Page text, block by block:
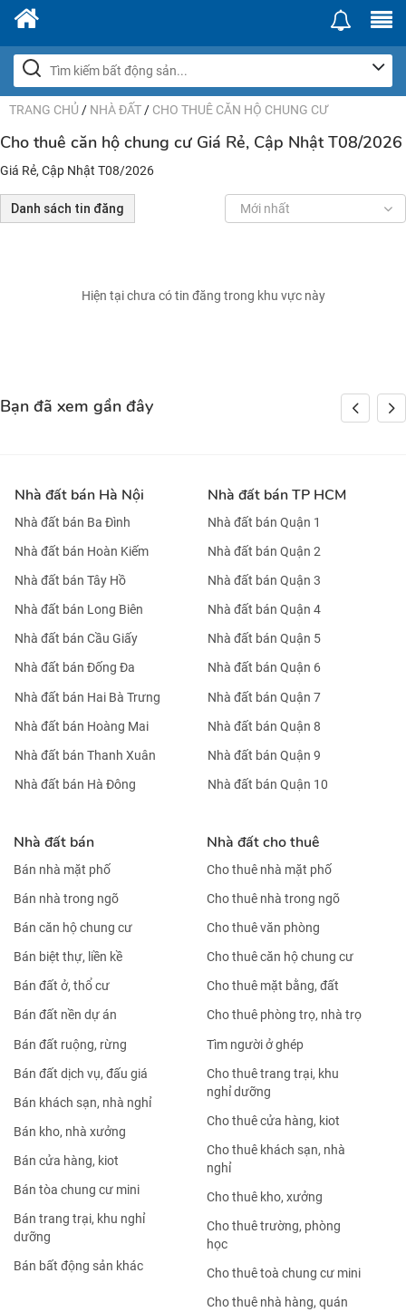
TRANG CHỦ / NHÀ ĐẤT / CHO THUÊ CĂN HỘ CHUNG CƯ
Cho thuê căn hộ chung cư Giá Rẻ, Cập Nhật T08/2026
Giá Rẻ, Cập Nhật T08/2026
Danh sách tin đăng Mới nhất
Hiện tại chưa có tin đăng trong khu vực này
Bạn đã xem gần đây
Nhà đất bán Hà Nội
Nhà đất bán Ba Đình
Nhà đất bán Hoàn Kiếm
Nhà đất bán Tây Hồ
Nhà đất bán Long Biên
Nhà đất bán Cầu Giấy
Nhà đất bán Đống Đa
Nhà đất bán Hai Bà Trưng
Nhà đất bán Hoàng Mai
Nhà đất bán Thanh Xuân
Nhà đất bán Hà Đông
Nhà đất bán TP HCM
Nhà đất bán Quận 1
Nhà đất bán Quận 2
Nhà đất bán Quận 3
Nhà đất bán Quận 4
Nhà đất bán Quận 5
Nhà đất bán Quận 6
Nhà đất bán Quận 7
Nhà đất bán Quận 8
Nhà đất bán Quận 9
Nhà đất bán Quận 10
Nhà đất bán
Bán nhà mặt phố
Bán nhà trong ngõ
Bán căn hộ chung cư
Bán biệt thự, liền kề
Bán đất ở, thổ cư
Bán đất nền dự án
Bán đất ruộng, rừng
Bán đất dịch vụ, đấu giá
Bán khách sạn, nhà nghỉ
Bán kho, nhà xưởng
Bán cửa hàng, kiot
Bán tòa chung cư mini
Bán trang trại, khu nghỉ
dưỡng
Bán bất động sản khác
Nhà đất cho thuê
Cho thuê nhà mặt phố
Cho thuê nhà trong ngõ
Cho thuê văn phòng
Cho thuê căn hộ chung cư
Cho thuê mặt bằng, đất
Cho thuê phòng trọ, nhà trọ
Tìm người ở ghép
Cho thuê trang trại, khu
nghỉ dưỡng
Cho thuê cửa hàng, kiot
Cho thuê khách sạn, nhà
nghỉ
Cho thuê kho, xưởng
Cho thuê trường, phòng
học
Cho thuê toà chung cư mini
Cho thuê nhà hàng, quán